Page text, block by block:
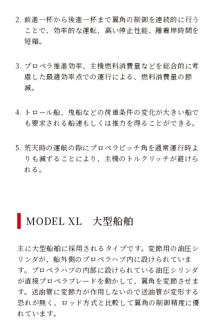
前進一杯から後進一杯まで翼角の制御を連続的に行う
ことで、効率的な運転、高い停止性能、離着岸時間を
短縮。
プロペラ推進効率、主機燃料消費量などを総合的に考
慮した最適効率点での運行による、燃料消費量の節
減。
トロール船、曳船などの荷重条件の変化が大きい船で
も要求される船速もしくは推力を得ることができる。
荒天時の運航の際にプロペラピッチ角を通常運行時よ
りも減ずることにより、主機のトルクリッチが避けら
れる。
MODEL XL 大型船舶
主に大型船舶に採用されるタイプです。変節用の油圧シ
リンダが、船外側のプロペラハブ内に設けられていま
す。プロペラハブの内部に設けられている油圧シリンダ
が直接プロペラブレードを動かして、翼角を変節させま
す。送油管に変節力が作用しないので送油管が変形する
恐れが無く、ロッド方式と比較して翼角の制御精度に優
れています。